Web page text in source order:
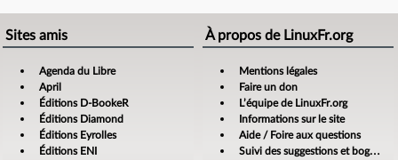
Sites amis
Agenda du Libre
April
Éditions D-BookeR
Éditions Diamond
Éditions Eyrolles
Éditions ENI
À propos de LinuxFr.org
Mentions légales
Faire un don
L’équipe de LinuxFr.org
Informations sur le site
Aide / Foire aux questions
Suivi des suggestions et bogues